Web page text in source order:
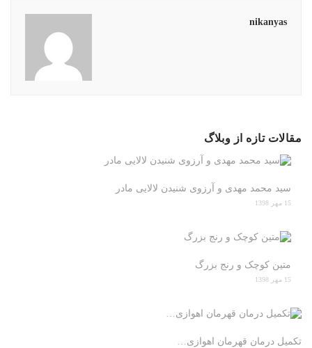
nikanyas
مقالات تازه از وبلاگ
سید محمد مهدی و آرزوی شنیدن لالایی مادر
15 مهر 1398
متین کوچک و رنج بزرگ
15 مهر 1398
تکمیل درمان قهرمان اهوازی…